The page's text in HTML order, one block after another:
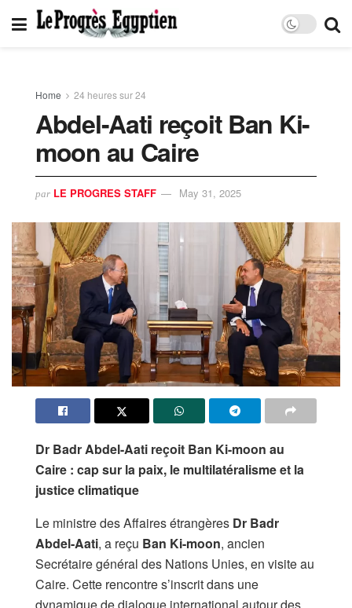
Home 24 heures sur 24
Abdel-Aati reçoit Ban Ki-
moon au Caire
par LE PROGRES STAFF May 31, 2025
Dr Badr Abdel-Aati reçoit Ban Ki-moon au
Caire : cap sur la paix, le multilatéralisme et la
justice climatique
Le ministre des Affaires étrangères Dr Badr
Abdel-Aati, a reçu Ban Ki-moon, ancien
Secrétaire général des Nations Unies, en visite au
Caire. Cette rencontre s’inscrit dans une
dynamique de dialogue international autour des